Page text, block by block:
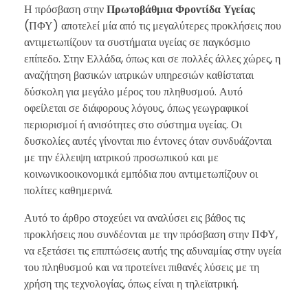
Η πρόσβαση στηνΠρωτοβάθμια Φροντίδα Υγείας
(ΠΦΥ) αποτελεί μία από τις μεγαλύτερες προκλήσεις που
αντιμετωπίζουν τα συστήματα υγείας σε παγκόσμιο
επίπεδο. Στην Ελλάδα, όπως και σε πολλές άλλες χώρες, η
αναζήτηση βασικών ιατρικών υπηρεσιών καθίσταται
δύσκολη για μεγάλο μέρος του πληθυσμού. Αυτό
οφείλεται σε διάφορους λόγους, όπως γεωγραφικοί
περιορισμοί ή ανισότητες στο σύστημα υγείας. Οι
δυσκολίες αυτές γίνονται πιο έντονες όταν συνδυάζονται
με την έλλειψη ιατρικού προσωπικού και με
κοινωνικοοικονομικά εμπόδια που αντιμετωπίζουν οι
πολίτες καθημερινά.
Αυτό το άρθρο στοχεύει να αναλύσει εις βάθος τις
προκλήσεις που συνδέονται με την πρόσβαση στην ΠΦΥ,
να εξετάσει τις επιπτώσεις αυτής της αδυναμίας στην υγεία
του πληθυσμού και να προτείνει πιθανές λύσεις με τη
χρήση της τεχνολογίας, όπως είναι η τηλεϊατρική.